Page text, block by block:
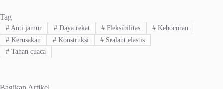
Tag
#Anti jamur #Daya rekat # Fleksibilitas # Kebocoran
#Kerusakan #Konstruksi # Sealant elastis
#Tahan cuaca
Bagikan Artikel